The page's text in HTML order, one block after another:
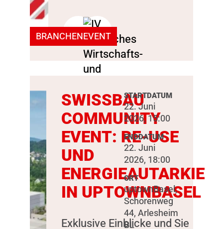
BRANCHENEVENT
SWISSBAU
COMMUNITY
EVENT: RE-USE
UND
ENERGIEAUTARKIE
IN UPTOWNBASEL
Exklusive Einblicke und Sie
STARTDATUM
22. Juni
2026, 15:00
ENDDATUM
22. Juni
2026, 18:00
ORT
uptownBasel,
Schorenweg
44, Arlesheim
BL